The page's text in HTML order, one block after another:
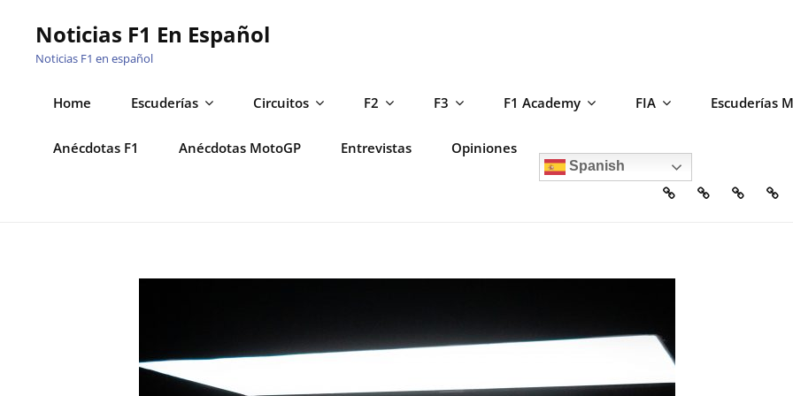
contenido
Noticias F1 En Español
Noticias F1 en español
Home Escuderías Circuitos F2 F3 F1 Academy FIA Escuderías
Anécdotas F1 Anécdotas MotoGP Entrevistas Opiniones
Spanish
HomeEscuderías
Circuitos
F2